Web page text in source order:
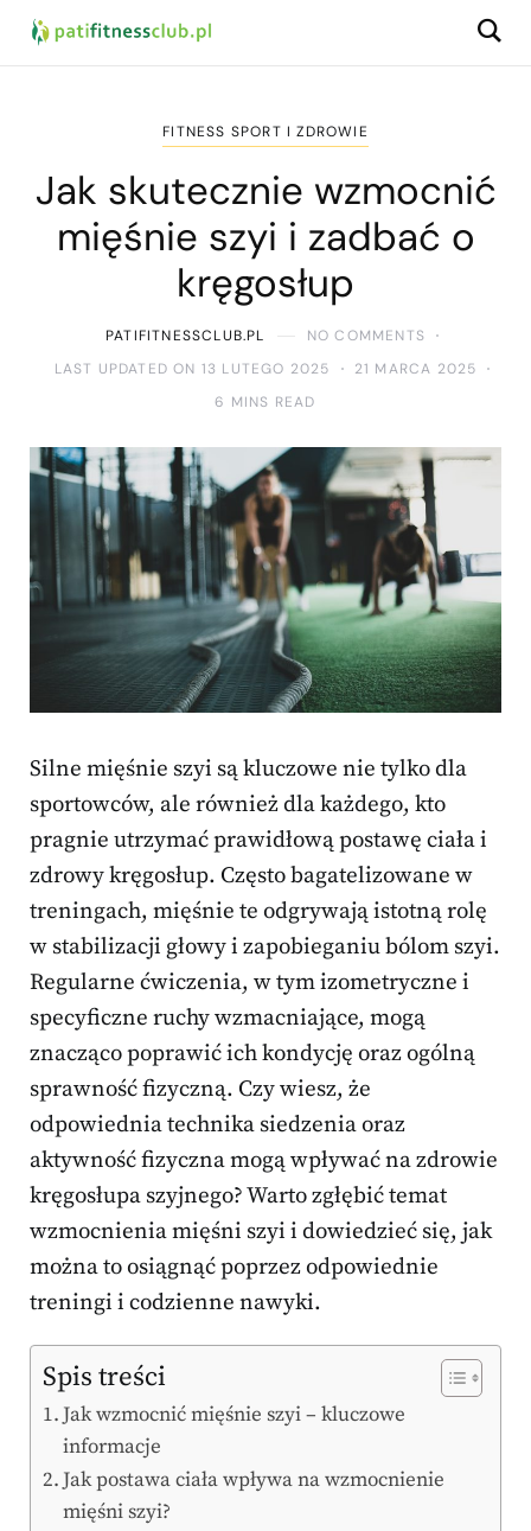
FITNESS SPORT I ZDROWIE
Jak skutecznie wzmocnić
mięśnie szyi i zadbać o
kręgosłup
PATIFITNESSCLUB.PL
NO COMMENTS
LAST UPDATED ON 13 LUTEGO 2025
21 MARCA 2025
6 MINS READ
Silne mięśnie szyi są kluczowe nie tylko dla
sportowców, ale również dla każdego, kto
pragnie utrzymać prawidłową postawę ciała i
zdrowy kręgosłup. Często bagatelizowane w
treningach, mięśnie te odgrywają istotną rolę
w stabilizacji głowy i zapobieganiu bólom szyi.
Regularne ćwiczenia, w tym izometryczne i
specyficzne ruchy wzmacniające, mogą
znacząco poprawić ich kondycję oraz ogólną
sprawność fizyczną. Czy wiesz, że
odpowiednia technika siedzenia oraz
aktywność fizyczna mogą wpływać na zdrowie
kręgosłupa szyjnego? Warto zgłębić temat
wzmocnienia mięśni szyi i dowiedzieć się, jak
można to osiągnąć poprzez odpowiednie
treningi i codzienne nawyki.
Spis treści
Jak wzmocnić mięśnie szyi – kluczowe
informacje
Jak postawa ciała wpływa na wzmocnienie
mięśni szyi?